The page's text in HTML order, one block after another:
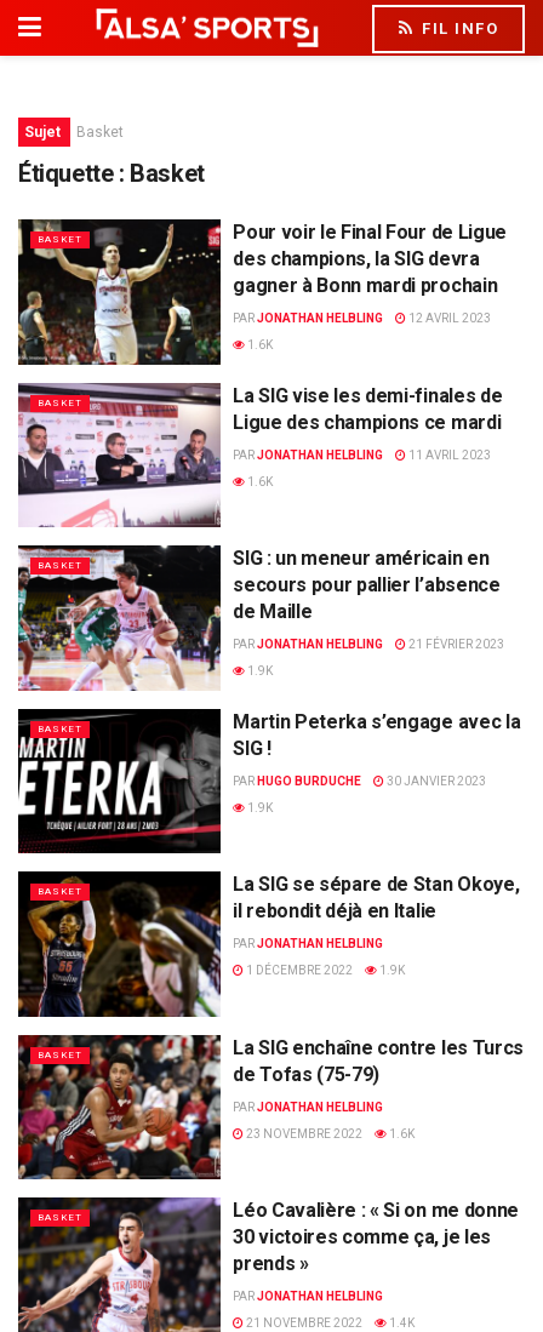
FIL INFO
Sujet Basket
Étiquette : Basket
BASKET
Pour voir le Final Four de Ligue
des champions, la SIG devra
gagner à Bonn mardi prochain
PARJONATHAN HELBLING
12 AVRIL 2023
1.6K
BASKET
La SIG vise les demi-finales de
Ligue des champions ce mardi
PARJONATHAN HELBLING
11 AVRIL 2023
1.6K
BASKET
SIG : un meneur américain en
secours pour pallier l’absence
de Maille
PARJONATHAN HELBLING
21 FÉVRIER 2023
1.9K
BASKET
Martin Peterka s’engage avec la
SIG !
PAR HUGO BURDUCHE
30 JANVIER 2023
1.9K
BASKET
La SIG se sépare de Stan Okoye,
il rebondit déjà en Italie
PARJONATHAN HELBLING
1 DÉCEMBRE 2022
1.9K
BASKET
La SIG enchaîne contre les Turcs
de Tofas (75-79)
PARJONATHAN HELBLING
23 NOVEMBRE 2022
1.6K
BASKET
Léo Cavalière : « Si on me donne
30 victoires comme ça, je les
prends »
PARJONATHAN HELBLING
21 NOVEMBRE 2022
1.4K